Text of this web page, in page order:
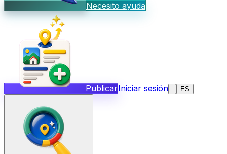
Necesito ayuda
PublicarIniciar sesión ES